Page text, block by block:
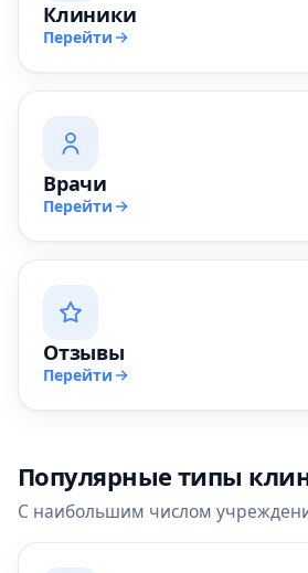
Клиники
Перейти
Врачи
Перейти
Отзывы
Перейти
Популярные типы
С наибольшим числом